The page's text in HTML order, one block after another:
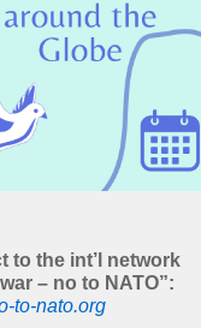
to the int’l network
– no to NATO”:
to-nato.org